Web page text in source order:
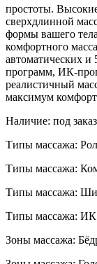
простоты.
сверхдлинной
формы вашего
комфортного
автоматических
программ, ИК-
реалистичный
максимум
Наличие: под заказ
Типы массажа:
Типы массажа:
Типы массажа:
Типы массажа: ИК
Зоны массажа: